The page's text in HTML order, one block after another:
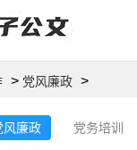
> 党风廉政 >
风廉政 党务培训